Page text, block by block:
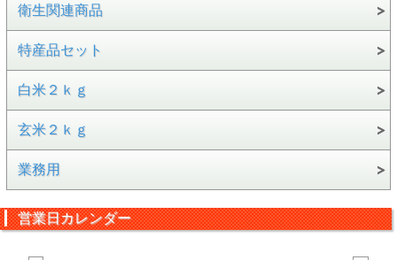
衛生関連商品
特産品セット
白米２ｋｇ
玄米２ｋｇ
業務用
営業日カレンダー